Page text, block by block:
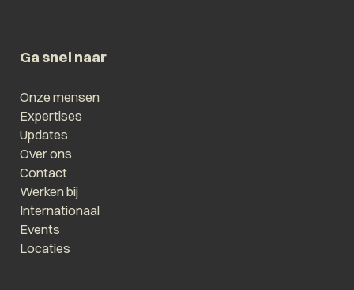
Ga snel naar
Onze mensen
Expertises
Updates
Over ons
Contact
Werken bij
Internationaal
Events
Locaties